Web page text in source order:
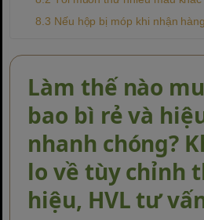
Nếu hộp bị móp khi nhận
Làm thế nào
bao bì rẻ và
nhanh chóng?
lo về tùy chỉnh
hiệu, HVL tư